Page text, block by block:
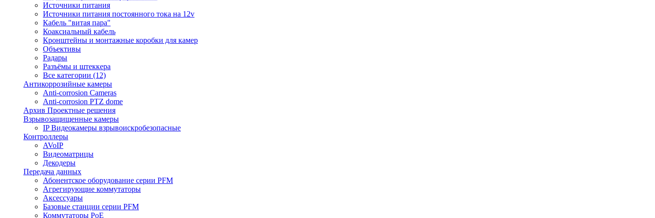
Источники питания
Источники питания постоянного тока на 12v
Кабель "витая пара"
Коаксиальный кабель
Кронштейны и монтажные коробки для камер
Объективы
Радары
Разъёмы и штеккера
Все категории (12)
Антикоррозийные камеры
Anti-corrosion Cameras
Anti-corrosion PTZ dome
Архив Проектные решения
Взрывозащищенные камеры
IP Видеокамеры взрывоискробезопасные
Контроллеры
AVoIP
Видеоматрицы
Декодеры
Передача данных
Абонентское оборудование серии PFM
Агрегирующие коммутаторы
Аксессуары
Базовые станции серии PFM
Коммутаторы PoE